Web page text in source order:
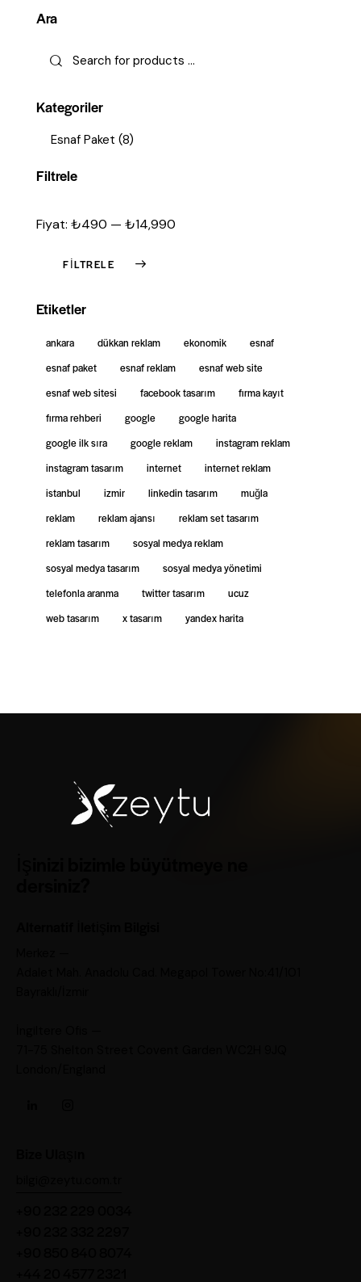
Ara
Kategoriler
Esnaf Paket (8)
Filtrele
FILTRELE
Fiyat: ₺490 — ₺14,990
Etiketler
ankara dükkan reklam ekonomik
esnaf
esnaf paket
esnaf reklam
esnaf web site
esnaf web sitesi
facebook tasarım
firma kayıt
firma rehberi
google
google harita
google ilk sıra
google reklam
instagram reklam
instagram tasarım
internet
internet reklam
istanbul
izmir linkedin tasarım
muğla
reklam
reklam ajansı
reklam set tasarım
reklam tasarım
sosyal medya reklam
sosyal medya tasarım
sosyal medya yönetimi
telefonla aranma
twitter tasarım
ucuz
web tasarım
x tasarım yandex harita